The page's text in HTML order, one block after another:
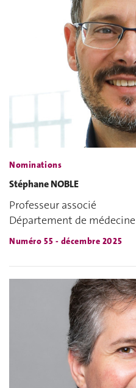
Nominations
Stéphane NOBLE
Professeur associé
Département de médecine
Numéro 55 - décembre 2025